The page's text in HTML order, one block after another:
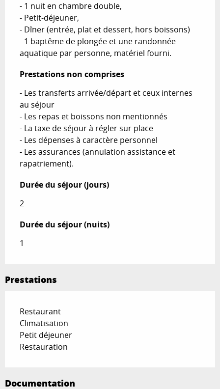
- 1 nuit en chambre double,
- Petit-déjeuner,
- Dîner (entrée, plat et dessert, hors boissons)
- 1 baptême de plongée et une randonnée
aquatique par personne, matériel fourni.
Prestations non comprises
Prestations non comprises
- Les transferts arrivée/départ et ceux internes
au séjour
- Les repas et boissons non mentionnés
- La taxe de séjour à régler sur place
- Les dépenses à caractère personnel
- Les assurances (annulation assistance et
rapatriement).
Durée du séjour (jours)
Durée du séjour (jours)
2
Durée du séjour (nuits)
Durée du séjour (nuits)
1
Prestations
Restaurant
Climatisation
Petit déjeuner
Restauration
Documentation